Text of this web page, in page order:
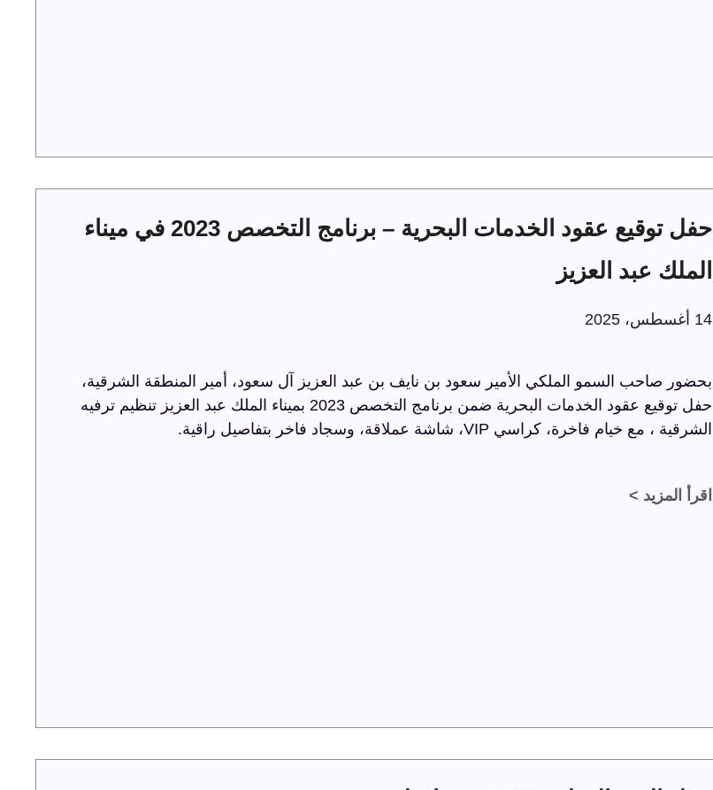
حفل توقيع عقود الخدمات البحرية – برنامج التخصص 2023 في ميناء
الملك عبد العزيز
14 أغسطس، 2025
بحضور صاحب السمو الملكي الأمير سعود بن نايف بن عبد العزيز آل سعود، أمير المنطقة الشرقية،
حفل توقيع عقود الخدمات البحرية ضمن برنامج التخصص 2023 بميناء الملك عبد العزيز تنظيم ترفيه
الشرقية ، مع خيام فاخرة، كراسي VIP، شاشة عملاقة، وسجاد فاخر بتفاصيل راقية.
اقرأ المزيد >